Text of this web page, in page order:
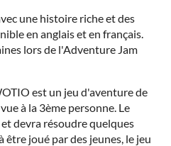
une histoire riche et des
en anglais et en français.
lors de l'Adventure Jam
est un jeu d'aventure de
à la 3ème personne. Le
devra résoudre quelques
être joué par des jeunes, le jeu